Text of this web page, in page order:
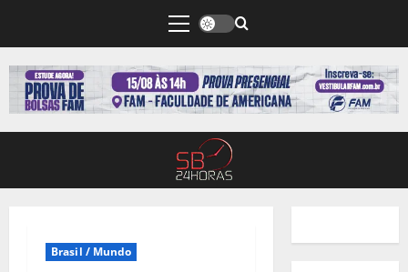
Brasil / Mundo